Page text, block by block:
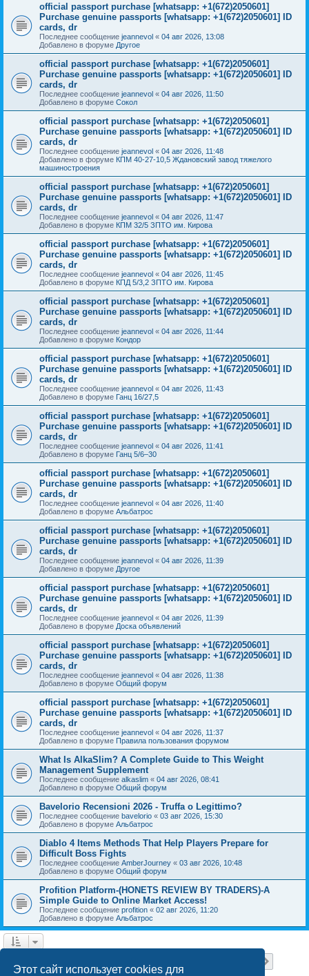
Этот сайт использует cookies для
official passport purchase [whatsapp: +1(672)2050601]
Purchase genuine passports [whatsapp: +1(672)2050601] ID
cards, dr
Последнее сообщение jeannevol « 04 авг 2026, 13:08
Добавлено в форуме Другое
official passport purchase [whatsapp: +1(672)2050601]
Purchase genuine passports [whatsapp: +1(672)2050601] ID
cards, dr
Последнее сообщение jeannevol « 04 авг 2026, 11:50
Добавлено в форуме Сокол
official passport purchase [whatsapp: +1(672)2050601]
Purchase genuine passports [whatsapp: +1(672)2050601] ID
cards, dr
Последнее сообщение jeannevol « 04 авг 2026, 11:48
Добавлено в форуме КПМ 40-27-10,5 Ждановский завод тяжелого
машиностроения
official passport purchase [whatsapp: +1(672)2050601]
Purchase genuine passports [whatsapp: +1(672)2050601] ID
cards, dr
Последнее сообщение jeannevol « 04 авг 2026, 11:47
Добавлено в форуме КПМ 32/5 ЗПТО им. Кирова
official passport purchase [whatsapp: +1(672)2050601]
Purchase genuine passports [whatsapp: +1(672)2050601] ID
cards, dr
Последнее сообщение jeannevol « 04 авг 2026, 11:45
Добавлено в форуме КПД 5/3,2 ЗПТО им. Кирова
official passport purchase [whatsapp: +1(672)2050601]
Purchase genuine passports [whatsapp: +1(672)2050601] ID
cards, dr
Последнее сообщение jeannevol « 04 авг 2026, 11:44
Добавлено в форуме Кондор
official passport purchase [whatsapp: +1(672)2050601]
Purchase genuine passports [whatsapp: +1(672)2050601] ID
cards, dr
Последнее сообщение jeannevol « 04 авг 2026, 11:43
Добавлено в форуме Ганц 16/27,5
official passport purchase [whatsapp: +1(672)2050601]
Purchase genuine passports [whatsapp: +1(672)2050601] ID
cards, dr
Последнее сообщение jeannevol « 04 авг 2026, 11:41
Добавлено в форуме Ганц 5/6–30
official passport purchase [whatsapp: +1(672)2050601]
Purchase genuine passports [whatsapp: +1(672)2050601] ID
cards, dr
Последнее сообщение jeannevol « 04 авг 2026, 11:40
Добавлено в форуме Альбатрос
official passport purchase [whatsapp: +1(672)2050601]
Purchase genuine passports [whatsapp: +1(672)2050601] ID
cards, dr
Последнее сообщение jeannevol « 04 авг 2026, 11:39
Добавлено в форуме Другое
official passport purchase [whatsapp: +1(672)2050601]
Purchase genuine passports [whatsapp: +1(672)2050601] ID
cards, dr
Последнее сообщение jeannevol « 04 авг 2026, 11:39
Добавлено в форуме Доска объявлений
official passport purchase [whatsapp: +1(672)2050601]
Purchase genuine passports [whatsapp: +1(672)2050601] ID
cards, dr
Последнее сообщение jeannevol « 04 авг 2026, 11:38
Добавлено в форуме Общий форум
official passport purchase [whatsapp: +1(672)2050601]
Purchase genuine passports [whatsapp: +1(672)2050601] ID
cards, dr
Последнее сообщение jeannevol « 04 авг 2026, 11:37
Добавлено в форуме Правила пользования форумом
What Is AlkaSlim? A Complete Guide to This Weight
Management Supplement
Последнее сообщение alkaslim « 04 авг 2026, 08:41
Добавлено в форуме Общий форум
Bavelorio Recensioni 2026 - Truffa o Legittimo?
Последнее сообщение bavelorio « 03 авг 2026, 15:30
Добавлено в форуме Альбатрос
Diablo 4 Items Methods That Help Players Prepare for
Difficult Boss Fights
Последнее сообщение AmberJourney « 03 авг 2026, 10:48
Добавлено в форуме Общий форум
Profition Platform-(HONETS REVIEW BY TRADERS)-A
Simple Guide to Online Market Access!
Последнее сообщение profition « 02 авг 2026, 11:20
Добавлено в форуме Альбатрос